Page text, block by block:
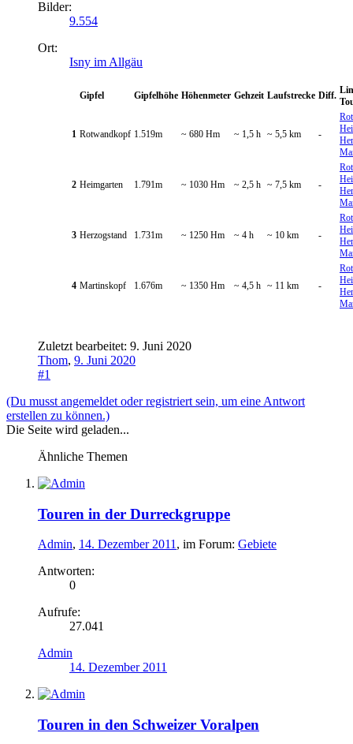
Bilder:
9.554
Ort:
Isny im Allgäu
Gipfel Gipfelhöhe Höhenmeter Gehzeit Laufstrecke Diff.
1 Rotwandkopf 1.519m ~ 680 Hm ~ 1,5 h ~ 5,5 km -
2 Heimgarten 1.791m ~ 1030 Hm ~ 2,5 h ~ 7,5 km -
3 Herzogstand 1.731m ~ 1250 Hm ~ 4 h ~ 10 km -
4 Martinskopf 1.676m ~ 1350 Hm ~ 4,5 h ~ 11 km -
Zuletzt bearbeitet: 9. Juni 2020
Thom, 9. Juni 2020
#1
(Du musst angemeldet oder registriert sein, um eine Antwort
erstellen zu können.)
Die Seite wird geladen...
Ähnliche Themen
Touren in der Durreckgruppe
Admin, 14. Dezember 2011, im Forum: Gebiete
Antworten:
0
Aufrufe:
27.041
Admin
14. Dezember 2011
Touren in den Schweizer Voralpen